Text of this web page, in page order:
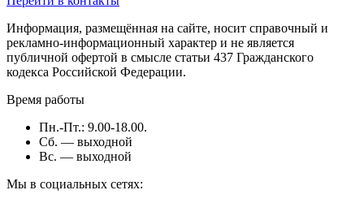
В интернет-магазине Mertech вы можете купить ручные
Новосибирской области. Доставка товаров осуществляется
напрямую со склада производителя. Поэтому цены в каталоге
такие низкие. Для доставки заказов из Москвы в регионы
служит широкая дилерская сеть. Мы предлагаем выгодные
позвоните нам, чтобы узнать больше.
Информация, размещённая на сайте, носит справочный и
рекламно-информационный характер и не является
публичной офертой в смысле статьи 437 Гражданского
кодекса Российской Федерации.
Время работы
Пн.-Пт.: 9.00-18.00.
Сб. — выходной
Вс. — выходной
Мы в социальных сетях: